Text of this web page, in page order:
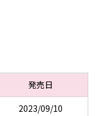
発売日
2023/09/10